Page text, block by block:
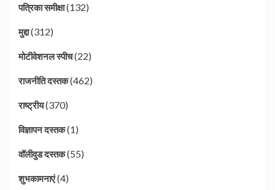
पत्रिका समीक्षा(132)
मुद्दा(312)
मोटीवेशनल स्पीच(22)
राजनीति दस्तक(462)
राष्ट्रीय(370)
विज्ञापन दस्तक(1)
वॉलीवुड दस्तक(55)
शुभकामनाएं(4)